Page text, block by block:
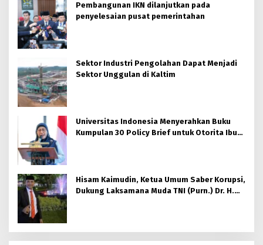
Pembangunan IKN dilanjutkan pada
penyelesaian pusat pemerintahan
Sektor Industri Pengolahan Dapat Menjadi
Sektor Unggulan di Kaltim
Universitas Indonesia Menyerahkan Buku
Kumpulan 30 Policy Brief untuk Otorita Ibu
Hisam Kaimudin, Ketua Umum Saber Korupsi,
Dukung Laksamana Muda TNI (Purn.) Dr. H.